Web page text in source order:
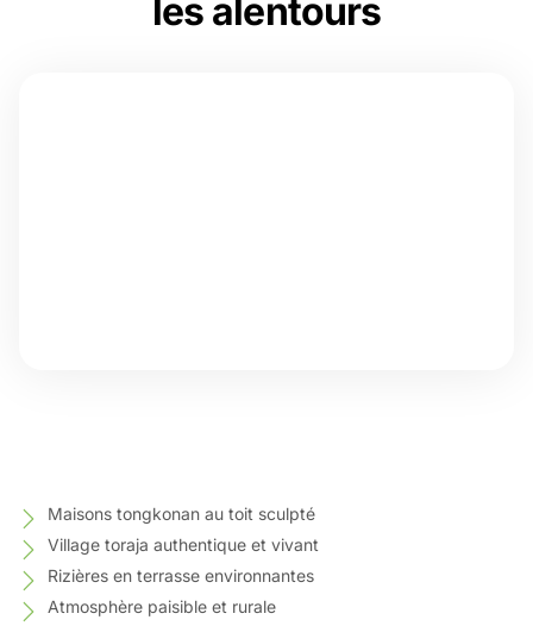
les alentours
Maisons tongkonan au toit sculpté
Village toraja authentique et vivant
Rizières en terrasse environnantes
Atmosphère paisible et rurale